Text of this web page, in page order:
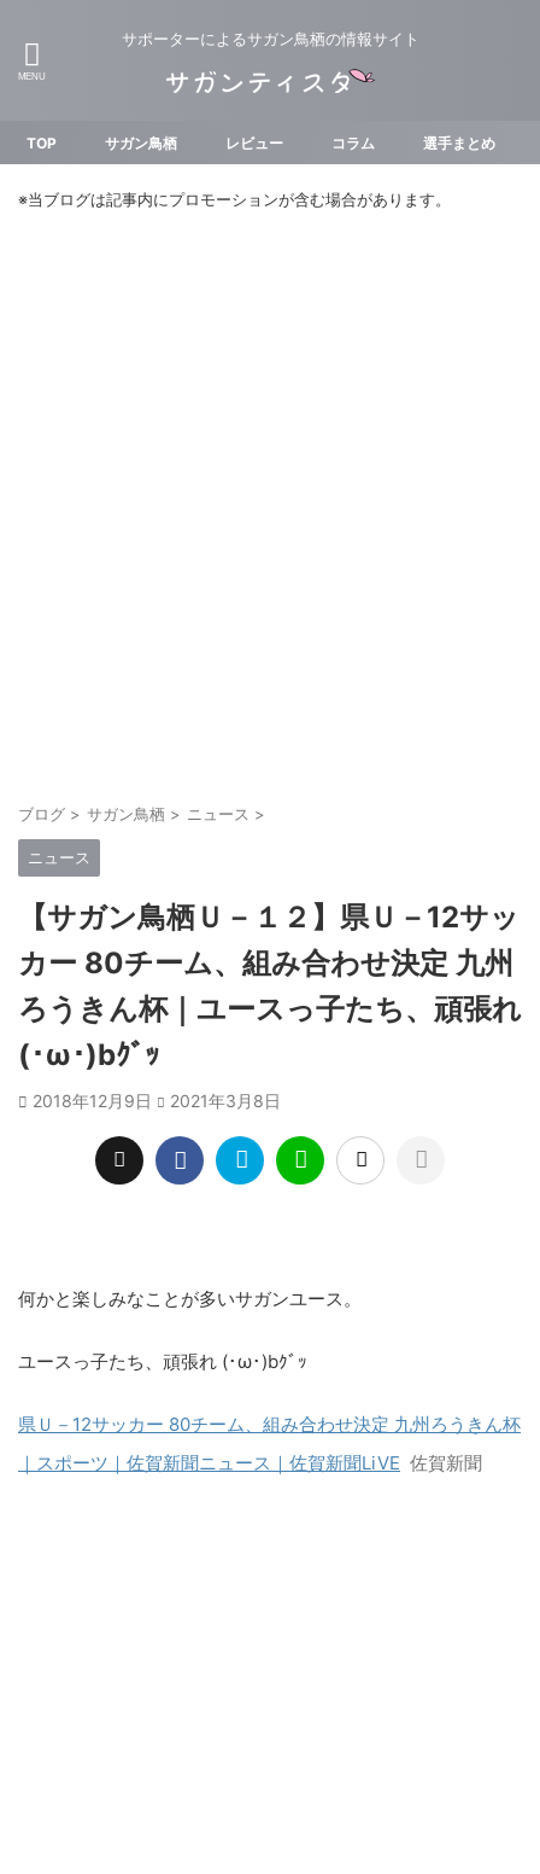
サポーターによるサガン鳥栖の情報サイト
TOP サガン鳥栖 レビュー コラム 選手まとめ
※当ブログは記事内にプロモーションが含む場合があります。
ブログ > サガン鳥栖 > ニュース >
ニュース
【サガン鳥栖Ｕ－１２】県Ｕ－12サッ
カー 80チーム、組み合わせ決定 九州
ろうきん杯｜ユースっ子たち、頑張れ
(･ω･)bｸﾞｯ
2018年12月9日 2021年3月8日
何かと楽しみなことが多いサガンユース。
ユースっ子たち、頑張れ (･ω･)bｸﾞｯ
県Ｕ－12サッカー 80チーム、組み合わせ決定 九州ろうきん杯
｜スポーツ｜佐賀新聞ニュース｜佐賀新聞LiVE 佐賀新聞